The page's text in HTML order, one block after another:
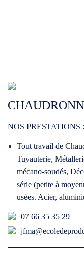
NOS PRESTATIONS :
Tout travail de
Tuyauterie,
mécano-soudés,
série (petite à
usées. Acier,
07 66 35 35 29